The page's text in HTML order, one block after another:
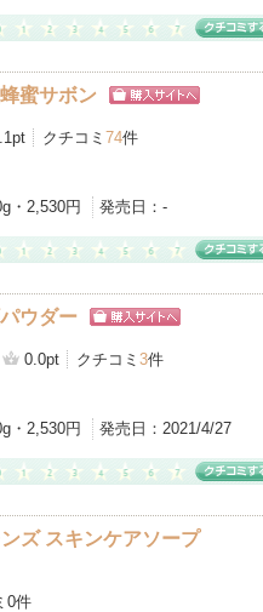
蜜サボン
グサイトへ
クチコミ 74件
・2,530円 発売日： -
ウダー
グサイトへ
0.0pt クチコミ 3件
・2,530円 発売日： 2021/4/27
ズ スキンケアソープ
0件